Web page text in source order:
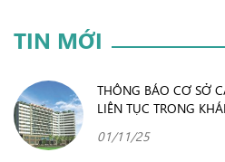
TIN MỚI
THÔNG BÁO CƠ SỞ
LIÊN TỤC TRONG
01/11/25